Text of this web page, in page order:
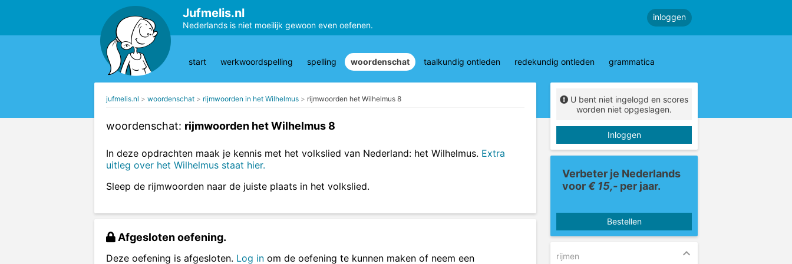
Jufmelis.nl
Nederlands is niet moeilijk gewoon even oefenen.
inloggen
start werkwoordspelling spelling woordenschat taalkundig ontleden redekundig ontleden grammatica
jufmelis.nl woordenschat rijmwoorden in het Wilhelmus rijmwoorden het Wilhelmus 8
woordenschat: rijmwoorden het Wilhelmus 8
In deze opdrachten maak je kennis met het volkslied van Nederland: het Wilhelmus. Extra
uitleg over het Wilhelmus staat hier.
Sleep de rijmwoorden naar de juiste plaats in het volkslied.
Afgesloten oefening.
Deze oefening is afgesloten. Log in om de oefening te kunnen maken of neem een
U bent niet ingelogd en scores
worden niet opgeslagen.
Inloggen
Verbeter je Nederlands
voor€ 15,- per jaar.
Bestellen
rijmen